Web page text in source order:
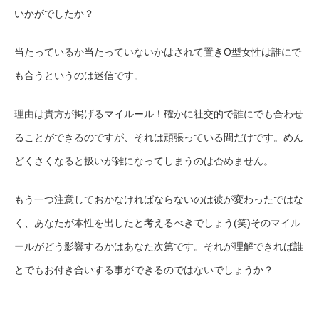
いかがでしたか？
当たっているか当たっていないかはされて置きO型女性は誰にで
も合うというのは迷信です。
理由は貴方が掲げるマイルール！確かに社交的で誰にでも合わせ
ることができるのですが、それは頑張っている間だけです。めん
どくさくなると扱いが雑になってしまうのは否めません。
もう一つ注意しておかなければならないのは彼が変わったではな
く、あなたが本性を出したと考えるべきでしょう(笑)そのマイル
ールがどう影響するかはあなた次第です。それが理解できれば誰
とでもお付き合いする事ができるのではないでしょうか？